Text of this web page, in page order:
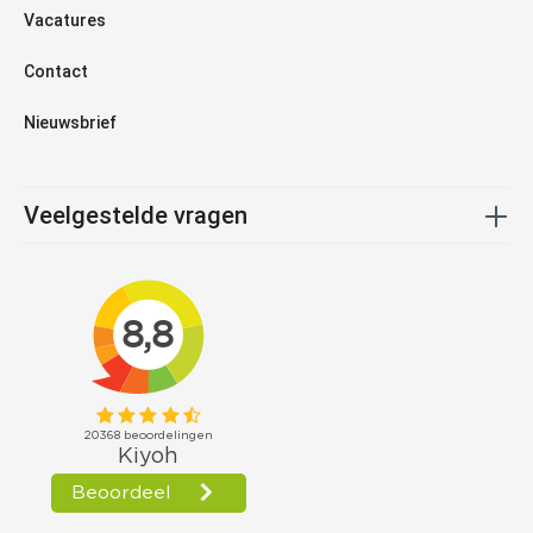
Vacatures
Contact
Nieuwsbrief
Veelgestelde vragen